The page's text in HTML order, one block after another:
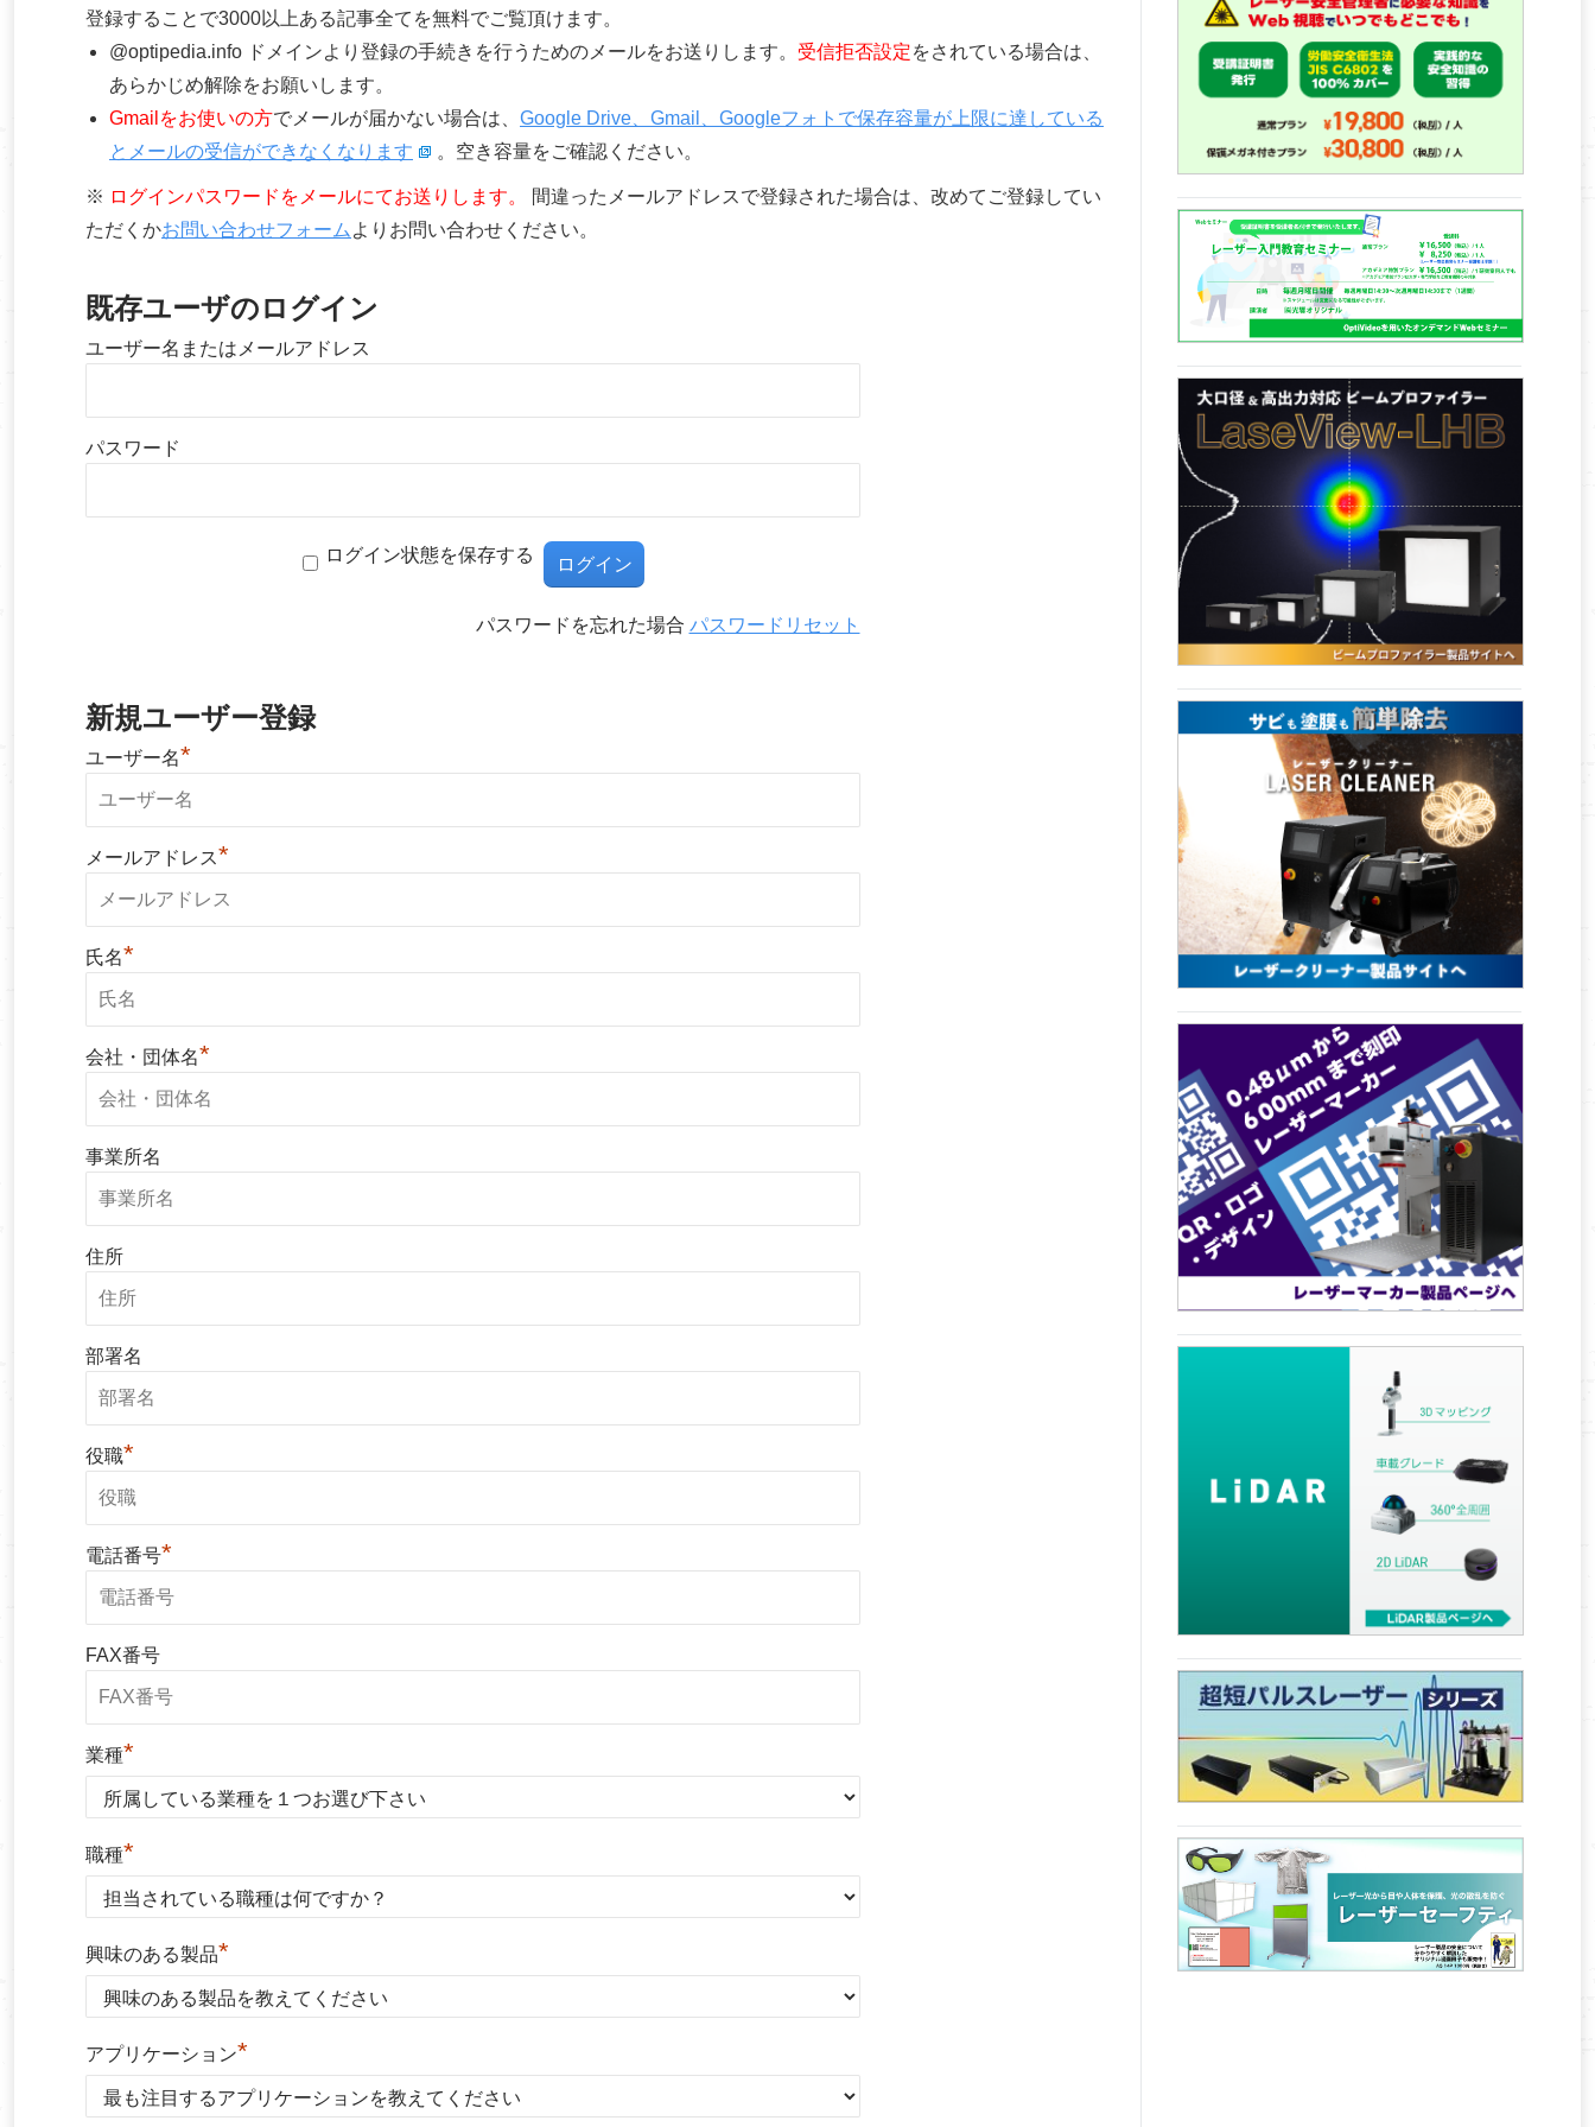
登録することで3000以上ある記事全てを無料でご覧頂けます。
@optipedia.info ドメインより登録の手続きを行うためのメールをお送りします。 受信拒否設定をされている場合は、
あらかじめ解除をお願いします。
Gmailをお使いの方でメールが届かない場合は、 Google Drive、Gmail、Googleフォトで保存容量が上限に達している
とメールの受信ができなくなります
。空き容量をご確認ください。
※ ログインパスワードをメールにてお送りします。
間違ったメールアドレスで登録された場合は、改めてご登録してい
ただくかお問い合わせフォーム よりお問い合わせください。
既存ユーザのログイン
ユーザー名またはメールアドレス
パスワード
ログイン状態を保存する
パスワードを忘れた場合 パスワードリセット
新規ユーザー登録
ユーザー名*
メールアドレス*
氏名*
会社・団体名*
事業所名
住所
部署名
役職*
電話番号*
FAX番号
業種*
職種*
興味のある製品*
アプリケーション*